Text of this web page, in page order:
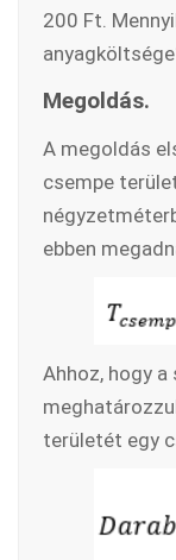
200 Ft.
Megoldás.
A megoldás
csempe
ebben
Ahhoz, hogy
területét egy